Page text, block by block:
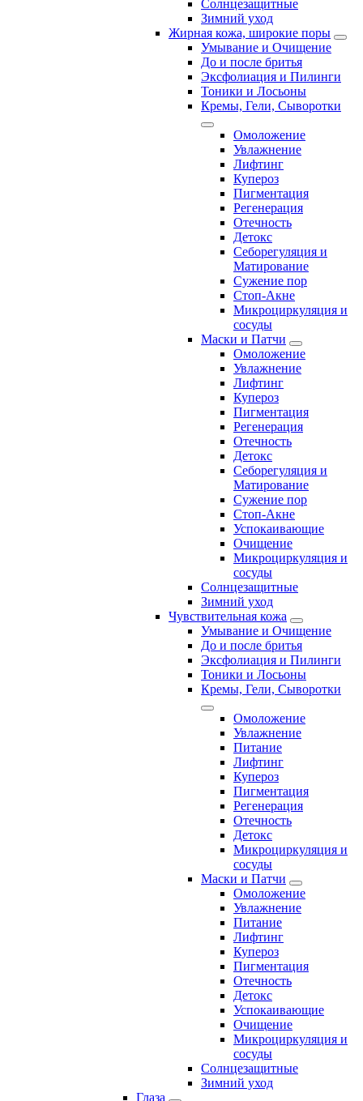
Солнцезащитные
Зимний уход
Жирная кожа, широкие поры
Умывание и Очищение
До и после бритья
Эксфолиация и Пилинги
Тоники и Лосьоны
Кремы, Гели, Сыворотки
Омоложение
Увлажнение
Лифтинг
Купероз
Пигментация
Регенерация
Отечность
Детокс
Себорегуляция и
Матирование
Сужение пор
Стоп-Акне
Микроциркуляция и
сосуды
Маски и Патчи
Омоложение
Увлажнение
Лифтинг
Купероз
Пигментация
Регенерация
Отечность
Детокс
Себорегуляция и
Матирование
Сужение пор
Стоп-Акне
Успокаивающие
Очищение
Микроциркуляция и
сосуды
Солнцезащитные
Зимний уход
Чувствительная кожа
Умывание и Очищение
До и после бритья
Эксфолиация и Пилинги
Тоники и Лосьоны
Кремы, Гели, Сыворотки
Омоложение
Увлажнение
Питание
Лифтинг
Купероз
Пигментация
Регенерация
Отечность
Детокс
Микроциркуляция и
сосуды
Маски и Патчи
Омоложение
Увлажнение
Питание
Лифтинг
Купероз
Пигментация
Отечность
Детокс
Успокаивающие
Очищение
Микроциркуляция и
сосуды
Солнцезащитные
Зимний уход
Глаза